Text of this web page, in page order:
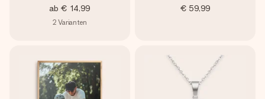
ab € 14,99
2 Varianten
€ 59,99